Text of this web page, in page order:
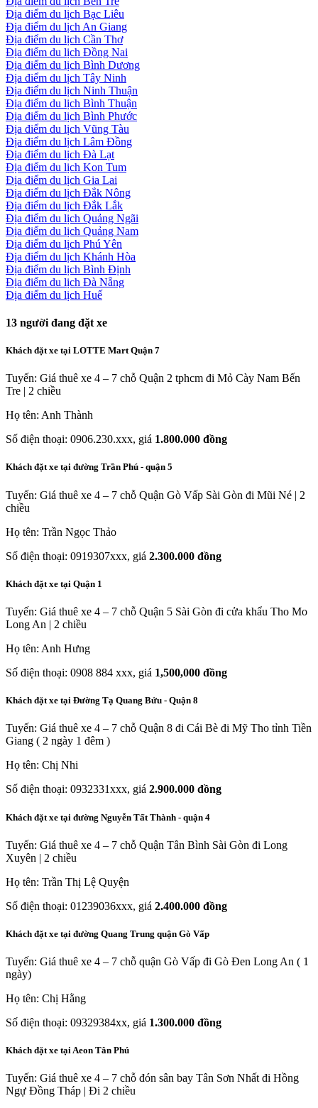
Địa điểm du lịch Bạc Liêu
Địa điểm du lịch An Giang
Địa điểm du lịch Cần Thơ
Địa điểm du lịch Đồng Nai
Địa điểm du lịch Bình Dương
Địa điểm du lịch Tây Ninh
Địa điểm du lịch Ninh Thuận
Địa điểm du lịch Bình Thuận
Địa điểm du lịch Bình Phước
Địa điểm du lịch Vũng Tàu
Địa điểm du lịch Lâm Đồng
Địa điểm du lịch Đà Lạt
Địa điểm du lịch Kon Tum
Địa điểm du lịch Gia Lai
Địa điểm du lịch Đắk Nông
Địa điểm du lịch Đắk Lắk
Địa điểm du lịch Quảng Ngãi
Địa điểm du lịch Quảng Nam
Địa điểm du lịch Phú Yên
Địa điểm du lịch Khánh Hòa
Địa điểm du lịch Bình Định
Địa điểm du lịch Đà Nẵng
Địa điểm du lịch Huế
13 người đang đặt xe
Khách đặt xe tại LOTTE Mart Quận 7
Tuyến: Giá thuê xe 4 – 7 chỗ Quận 2 tphcm đi Mỏ Cày Nam Bến
Tre | 2 chiều
Họ tên: Anh Thành
Số điện thoại: 0906.230.xxx, giá 1.800.000 đồng
Khách đặt xe tại đường Trần Phú - quận 5
Tuyến: Giá thuê xe 4 – 7 chỗ Quận Gò Vấp Sài Gòn đi Mũi Né | 2
chiều
Họ tên: Trần Ngọc Thảo
Số điện thoại: 0919307xxx, giá 2.300.000 đồng
Khách đặt xe tại Quận 1
Tuyến: Giá thuê xe 4 – 7 chỗ Quận 5 Sài Gòn đi cửa khẩu Tho Mo
Long An | 2 chiều
Họ tên: Anh Hưng
Số điện thoại: 0908 884 xxx, giá 1,500,000 đồng
Khách đặt xe tại Đường Tạ Quang Bửu - Quận 8
Tuyến: Giá thuê xe 4 – 7 chỗ Quận 8 đi Cái Bè đi Mỹ Tho tỉnh Tiền
Giang ( 2 ngày 1 đêm )
Họ tên: Chị Nhi
Số điện thoại: 0932331xxx, giá 2.900.000 đồng
Khách đặt xe tại đường Nguyễn Tất Thành - quận 4
Tuyến: Giá thuê xe 4 – 7 chỗ Quận Tân Bình Sài Gòn đi Long
Xuyên | 2 chiều
Họ tên: Trần Thị Lệ Quyện
Số điện thoại: 01239036xxx, giá 2.400.000 đồng
Khách đặt xe tại đường Quang Trung quận Gò Vấp
Tuyến: Giá thuê xe 4 – 7 chỗ quận Gò Vấp đi Gò Đen Long An ( 1
ngày)
Họ tên: Chị Hằng
Số điện thoại: 09329384xx, giá 1.300.000 đồng
Khách đặt xe tại Aeon Tân Phú
Tuyến: Giá thuê xe 4 – 7 chỗ đón sân bay Tân Sơn Nhất đi Hồng
Ngự Đồng Tháp | Đi 2 chiều